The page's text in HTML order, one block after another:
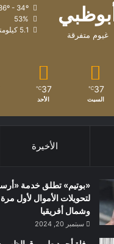
أبوظبي
غيوم متفرقة
53%
5.1 كيلومتر/ساعة
37
℃
السبت
37
℃
الأحد
الأخيرة
«بوتيم» تطلق خدمة
لتحويلات الأموال لأول
وشمال أفريقيا
سبتمبر 20, 2024